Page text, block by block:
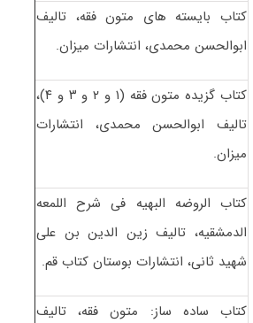
کتاب بایسته های متون فقه، تالیف
ابوالحسن محمدی، انتشارات میزان.
کتاب گزیده متون فقه (۱ و ۲ و ۳ و ۴)،
تالیف ابوالحسن محمدی، انتشارات
میزان.
کتاب الروضه البهیه فی شرح اللمعه
الدمشقیه، تالیف زین الدین بن علی
شهید ثانی، انتشارات بوستان کتاب قم.
کتاب ساده ساز: متون فقه، تالیف